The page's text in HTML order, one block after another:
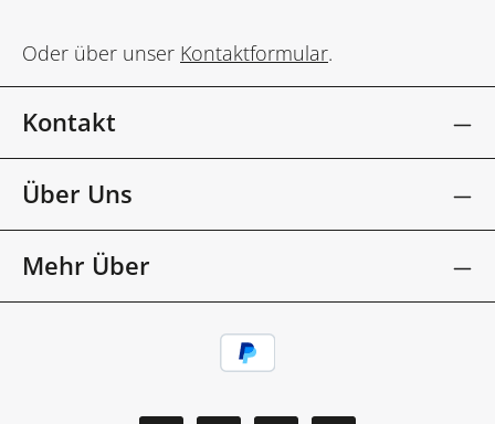
Oder über unser Kontaktformular.
Kontakt
Über Uns
Mehr Über